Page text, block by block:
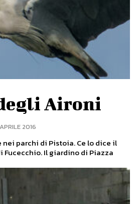
Aironi
2016
parchi di Pistoia. Ce lo dice il
giardino di Piazza